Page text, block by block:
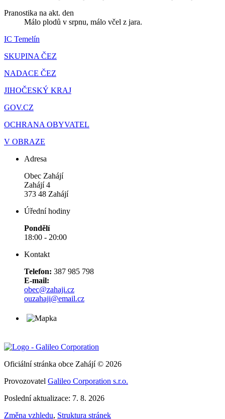
Pranostika na akt. den
Málo plodů v srpnu, málo včel z jara.
IC Temelín
SKUPINA ČEZ
NADACE ČEZ
JIHOČESKÝ KRAJ
GOV.CZ
OCHRANA OBYVATEL
V OBRAZE
Adresa
Obec Zahájí
Zahájí 4
373 48 Zahájí
Úřední hodiny
Pondělí
18:00 - 20:00
Kontakt
Telefon: 387 985 798
E-mail:
obec@zahaji.cz
ouzahaji@email.cz
Oficiální stránka obce Zahájí © 2026
Provozovatel Galileo Corporation s.r.o.
Poslední aktualizace: 7. 8. 2026
Změna vzhledu, Struktura stránek